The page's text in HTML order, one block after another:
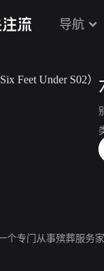
导航
个专门从事殡葬服